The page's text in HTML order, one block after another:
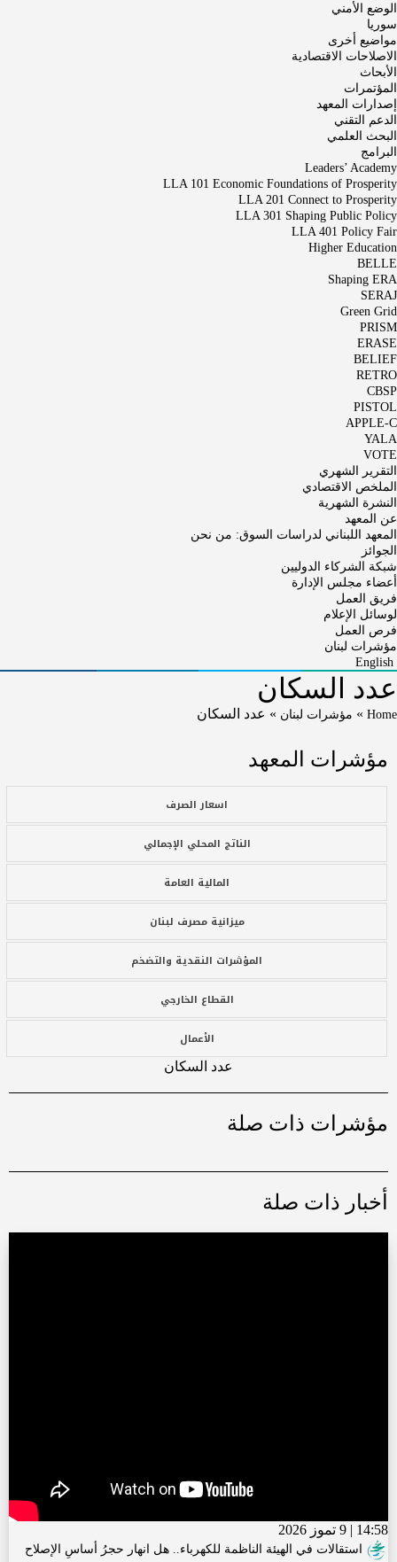
الوضع الأمني
سوريا
مواضيع أخرى
الاصلاحات الاقتصادية
الأبحاث
المؤتمرات
إصدارات المعهد
الدعم التقني
البحث العلمي
البرامج
Leaders’ Academy
LLA 101 Economic Foundations of Prosperity
LLA 201 Connect to Prosperity
LLA 301 Shaping Public Policy
LLA 401 Policy Fair
Higher Education
BELLE
Shaping ERA
SERAJ
Green Grid
PRISM
ERASE
BELIEF
RETRO
CBSP
PISTOL
APPLE-C
YALA
VOTE
التقرير الشهري
الملخص الاقتصادي
النشرة الشهرية
عن المعهد
المعهد اللبناني لدراسات السوق: من نحن
الجوائز
شبكة الشركاء الدوليين
أعضاء مجلس الإدارة
فريق العمل
لوسائل الإعلام
فرص العمل
مؤشرات لبنان
English
عدد السكان
Home
» مؤشرات لبنان » عدد السكان
مؤشرات المعهد
اسعار الصرف
الناتج المحلي الإجمالي
المالية العامة
ميزانية مصرف لبنان
المؤشرات النقدية والتضخم
القطاع الخارجي
الأعمال
عدد السكان
مؤشرات ذات صلة
أخبار ذات صلة
14:58 | 9 تموز 2026
استقالات في الهيئة الناظمة للكهرباء.. هل انهار حجرُ أساسِ الإصلاح